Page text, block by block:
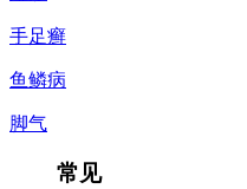
手足癣
鱼鳞病
脚气
常见